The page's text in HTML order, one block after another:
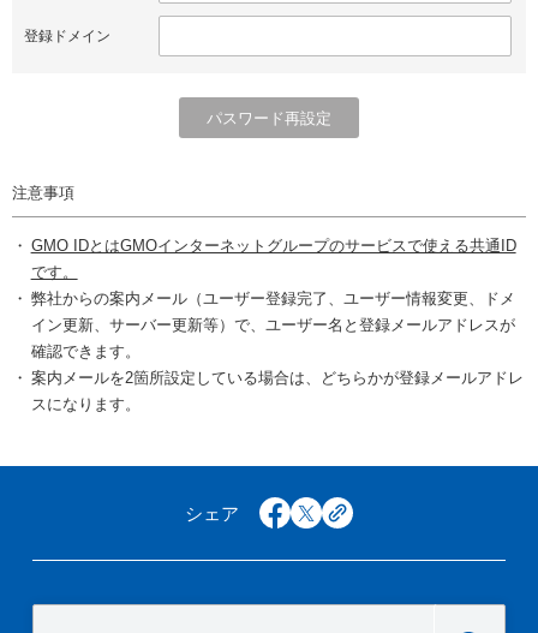
登録ドメイン
注意事項
GMO IDとはGMOインターネットグループのサービスで使える共通ID
です。
弊社からの案内メール（ユーザー登録完了、ユーザー情報変更、ドメ
イン更新、サーバー更新等）で、ユーザー名と登録メールアドレスが
確認できます。
案内メールを2箇所設定している場合は、どちらかが登録メールアドレ
スになります。
シェア facebook
x copy